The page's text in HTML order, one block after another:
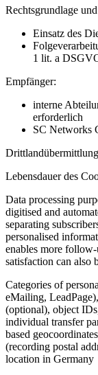
Rechtsgrundlage
Einsatz des
1 lit. a
Empfänger:
interne
erforderlich
SC Networks
Lebensdauer des
Data processing
digitised and
separating
personalised
enables more
satisfaction can also
Categories of
eMailing,
(optional), object
individual transfer
based
(recording postal
location in Germany